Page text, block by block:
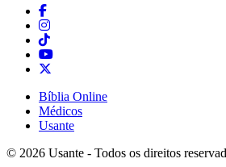
Bíblia Online
Médicos
Usante
© 2026 Usante - Todos os direitos